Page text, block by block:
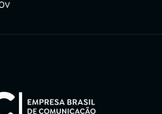
nova aba)